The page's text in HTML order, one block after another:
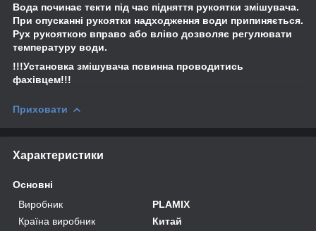
Вода починає текти під час підняття рукоятки змішувача.
При опусканні рукоятки надходження води припиняється.
Рух рукояткою вправо або вліво дозволяє регулювати
температуру води.
!!!Установка змішувача повинна проводитись
фахівцем!!!
Приховати
Характеристики
Основні
Виробник
PLAMIX
Країна виробник
Китай